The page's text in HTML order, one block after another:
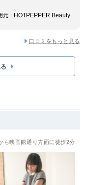
元： HOTPEPPER Beauty
口コミをもっと見る
ら映画館通り方面に徒歩2分